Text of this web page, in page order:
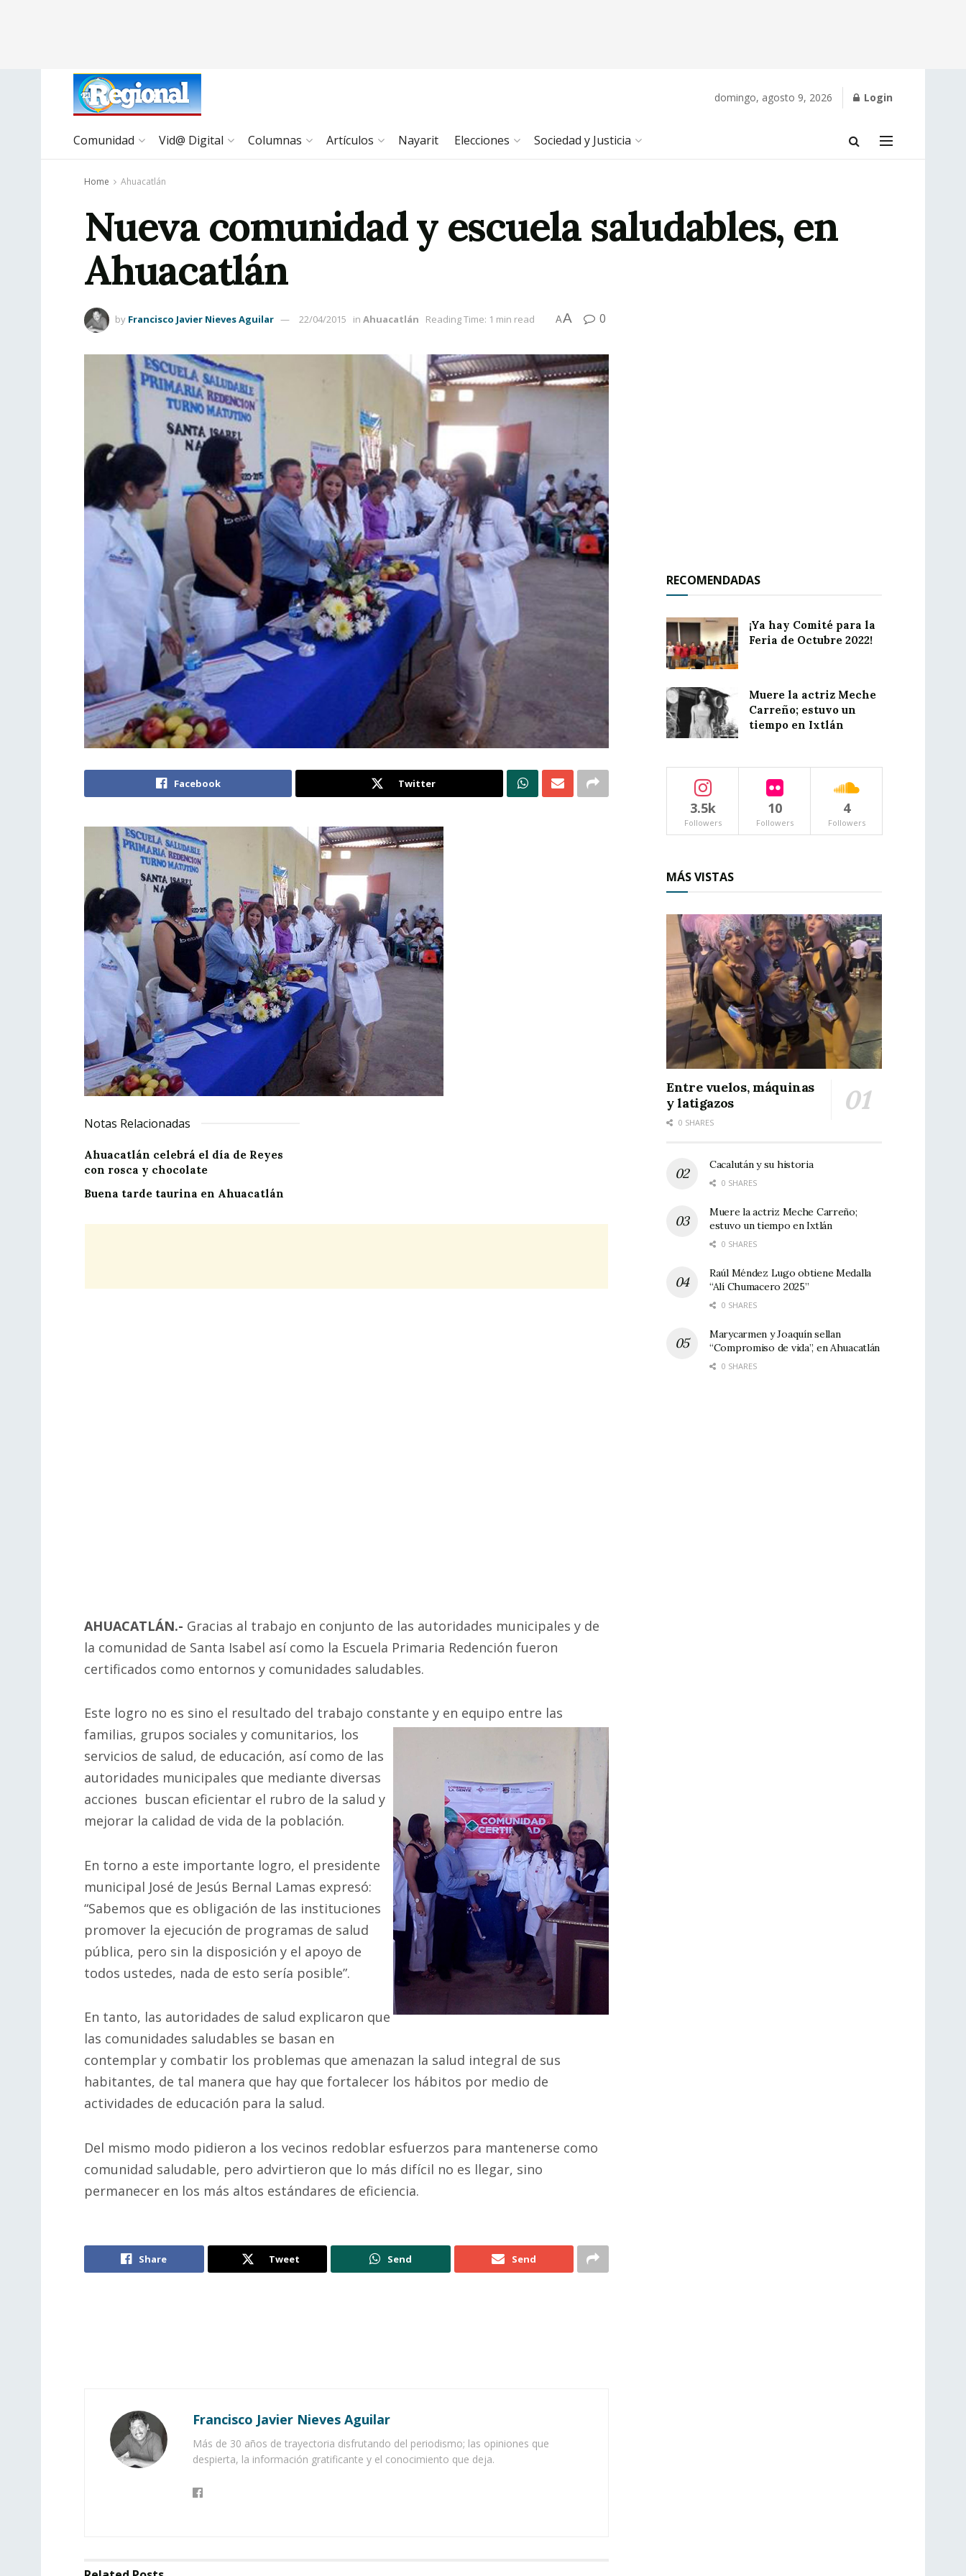
domingo, agosto 9, 2026 Login
Comunidad Vid@ Digital Columnas Artículos Nayarit Elecciones Sociedad y Justicia
Home Ahuacatlán
Nueva comunidad y escuela saludables, en
Ahuacatlán
by Francisco Javier Nieves Aguilar 22/04/2015 in Ahuacatlán Reading Time: 1 min read AA 0
Facebook Twitter
Notas Relacionadas
Ahuacatlán celebrá el día de Reyes
con rosca y chocolate
Buena tarde taurina en Ahuacatlán
AHUACATLÁN.- Gracias al trabajo en conjunto de las autoridades municipales y de
la comunidad de Santa Isabel así como la Escuela Primaria Redención fueron
certificados como entornos y comunidades saludables.
Este logro no es sino el resultado del trabajo constante y en equipo entre las
familias, grupos sociales y comunitarios, los
servicios de salud, de educación, así como de las
autoridades municipales que mediante diversas
acciones buscan eficientar el rubro de la salud y
mejorar la calidad de vida de la población.
En torno a este importante logro, el presidente
municipal José de Jesús Bernal Lamas expresó:
“Sabemos que es obligación de las instituciones
promover la ejecución de programas de salud
pública, pero sin la disposición y el apoyo de
todos ustedes, nada de esto sería posible”.
En tanto, las autoridades de salud explicaron que
las comunidades saludables se basan en
contemplar y combatir los problemas que amenazan la salud integral de sus
habitantes, de tal manera que hay que fortalecer los hábitos por medio de
actividades de educación para la salud.
Del mismo modo pidieron a los vecinos redoblar esfuerzos para mantenerse como
comunidad saludable, pero advirtieron que lo más difícil no es llegar, sino
permanecer en los más altos estándares de eficiencia.
Share Tweet Send Send
Francisco Javier Nieves Aguilar
Más de 30 años de trayectoria disfrutando del periodismo; las opiniones que
despierta, la información gratificante y el conocimiento que deja.
RECOMENDADAS
¡Ya hay Comité para la
Feria de Octubre 2022!
Muere la actriz Meche
Carreño; estuvo un
tiempo en Ixtlán
3.5k
Followers
10
Followers
4
Followers
MÁS VISTAS
Entre vuelos, máquinas
y latigazos
0 SHARES
Cacalután y su historia
0 SHARES
Muere la actriz Meche Carreño;
estuvo un tiempo en Ixtlán
0 SHARES
Raúl Méndez Lugo obtiene Medalla
“Alí Chumacero 2025”
0 SHARES
Marycarmen y Joaquín sellan
“Compromiso de vida”, en Ahuacatlán
0 SHARES